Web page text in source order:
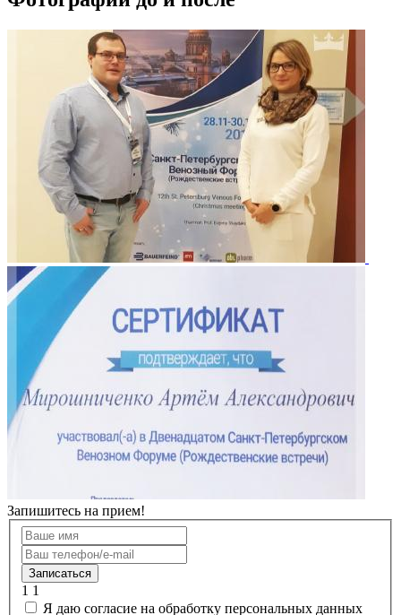
Запишитесь на прием!
Записаться
1 1